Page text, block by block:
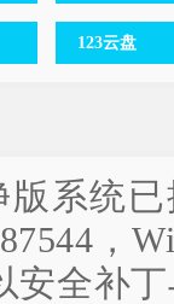
123云盘
版系统
，
安全补